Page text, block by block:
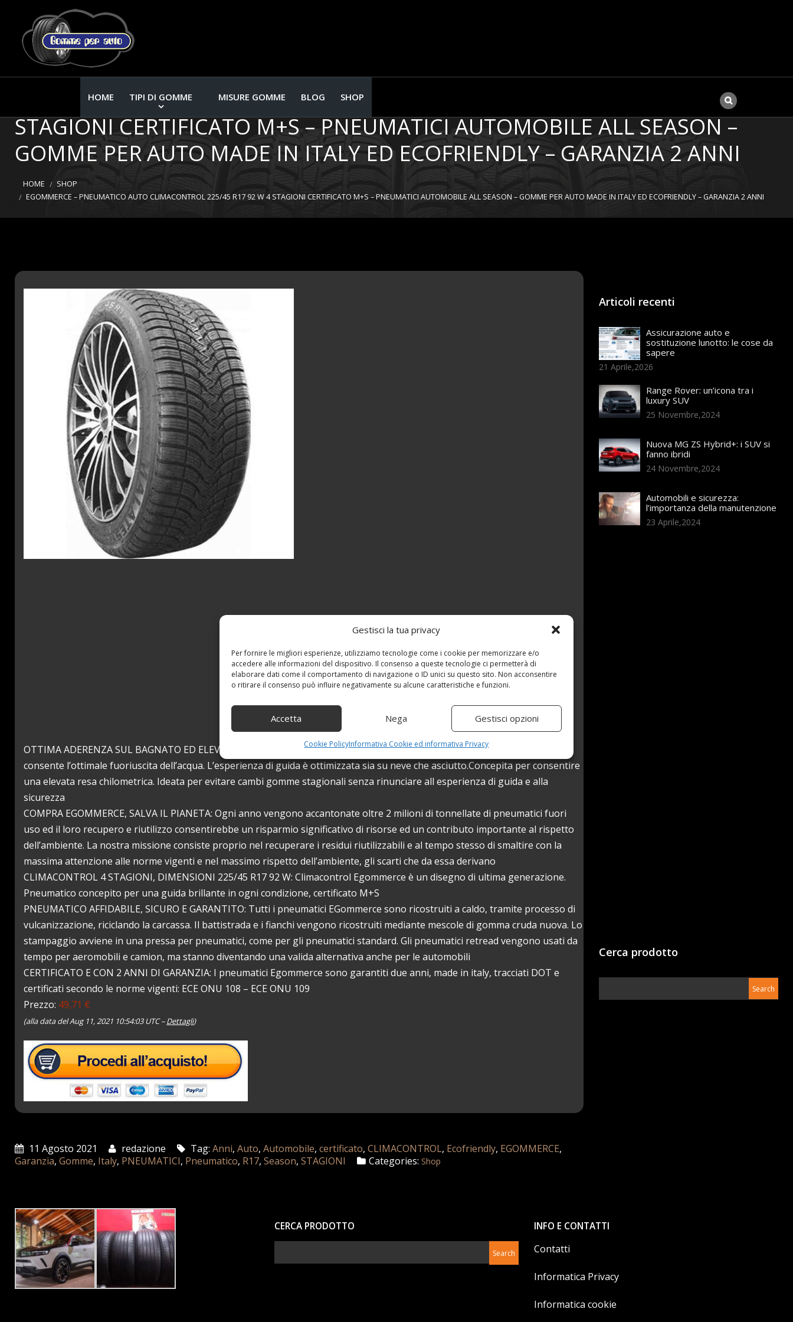
Gestisci la tua privacy
Per fornire le migliori esperienze, utilizziamo tecnologie come i cookie per memorizzare e/o
accedere alle informazioni del dispositivo. Il consenso a queste tecnologie ci permetterà di
elaborare dati come il comportamento di navigazione o ID unici su questo sito. Non acconsentire
o ritirare il consenso può influire negativamente su alcune caratteristiche e funzioni.
Accetta Nega Gestisci opzioni
Cookie PolicyInformativa Cookie ed informativa Privacy
HOME TIPI DI GOMME MISURE GOMME BLOG SHOP
EGOMMERCE – PNEUMATICO AUTO CLIMACONTROL 225/45 R17 92 W 4
STAGIONI CERTIFICATO M+S – PNEUMATICI AUTOMOBILE ALL SEASON –
GOMME PER AUTO MADE IN ITALY ED ECOFRIENDLY – GARANZIA 2 ANNI
HOME
SHOP
EGOMMERCE – PNEUMATICO AUTO CLIMACONTROL 225/45 R17 92 W 4 STAGIONI CERTIFICATO M+S – PNEUMATICI AUTOMOBILE ALL SEASON – GOMME PER AUTO MADE IN ITALY ED ECOFRIENDLY – GARANZIA 2 ANNI
OTTIMA ADERENZA SUL BAGNATO ED ELEVATE RESA CHILOMETRICA: ​Perfetta l’aderenza sul bagnato grazie al disegno che
consente l’ottimale fuoriuscita dell’acqua. L’esperienza di guida è ottimizzata sia su neve che asciutto.Concepita per consentire
una elevata resa chilometrica. Ideata per evitare cambi gomme stagionali senza rinunciare all esperienza di guida e alla
sicurezza
COMPRA EGOMMERCE, SALVA IL PIANETA: Ogni anno vengono accantonate oltre 2 milioni di tonnellate di pneumatici fuori
uso ed il loro recupero e riutilizzo consentirebbe un risparmio significativo di risorse ed un contributo importante al rispetto
dell’ambiente. La nostra missione consiste proprio nel recuperare i residui riutilizzabili e al tempo stesso di smaltire con la
massima attenzione alle norme vigenti e nel massimo rispetto dell’ambiente, gli scarti che da essa derivano
CLIMACONTROL 4 STAGIONI, DIMENSIONI 225/45 R17 92 W: Climacontrol Egommerce è un disegno di ultima generazione.
Pneumatico concepito per una guida brillante in ogni condizione, certificato M+S
PNEUMATICO AFFIDABILE, SICURO E GARANTITO: Tutti i pneumatici EGommerce sono ricostruiti a caldo, tramite processo di
vulcanizzazione, riciclando la carcassa. Il battistrada e i fianchi vengono ricostruiti mediante mescole di gomma cruda nuova. Lo
stampaggio avviene in una pressa per pneumatici, come per gli pneumatici standard. Gli pneumatici retread vengono usati da
tempo per aeromobili e camion, ma stanno diventando una valida alternativa anche per le automobili
CERTIFICATO E CON 2 ANNI DI GARANZIA: I pneumatici Egommerce sono garantiti due anni, made in italy, tracciati DOT e
certificati secondo le norme vigenti: ECE ONU 108 – ECE ONU 109
Prezzo: 49,71 €
(alla data del Aug 11, 2021 10:54:03 UTC –Dettagli)
11 Agosto 2021 redazione Tag:Anni,Auto,Automobile,certificato,CLIMACONTROL, Ecofriendly, EGOMMERCE,
Garanzia,Gomme, Italy, PNEUMATICI, Pneumatico, R17,Season,STAGIONI Categories: Shop
Articoli recenti
Assicurazione auto e
sostituzione lunotto: le cose da
sapere
21 Aprile,2026
Range Rover: un’icona tra i
luxury SUV
25 Novembre,2024
Nuova MG ZS Hybrid+: i SUV si
fanno ibridi
24 Novembre,2024
Automobili e sicurezza:
l’importanza della manutenzione
23 Aprile,2024
Cerca prodotto
CERCA PRODOTTO INFO E CONTATTI
Contatti
Informatica Privacy
Informatica cookie